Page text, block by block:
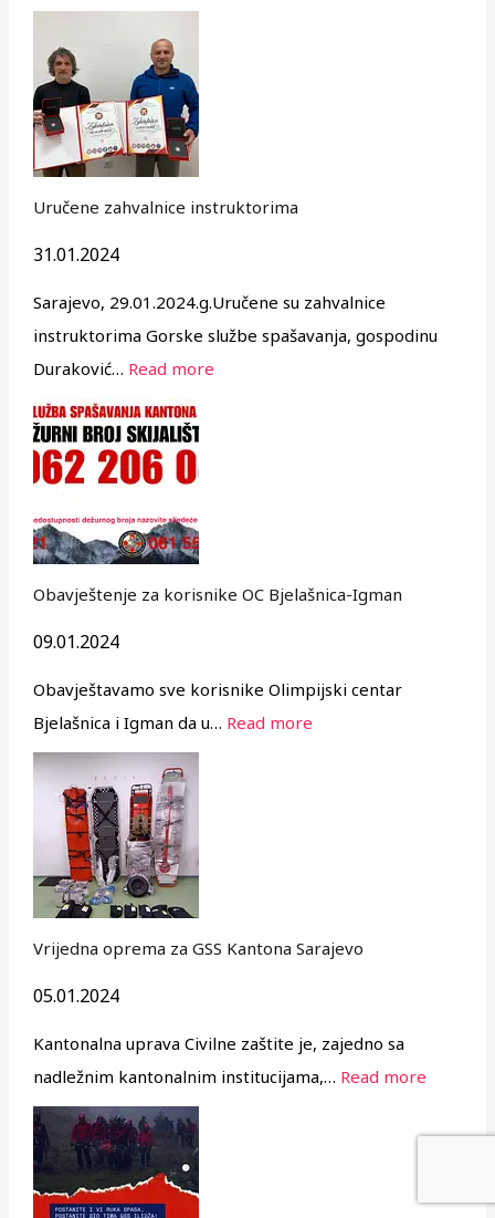
Uručene zahvalnice instruktorima
31.01.2024
Sarajevo, 29.01.2024.g.Uručene su zahvalnice
instruktorima Gorske službe spašavanja, gospodinu
Duraković… Read more
Obavještenje za korisnike OC Bjelašnica-Igman
09.01.2024
Obavještavamo sve korisnike Olimpijski centar
Bjelašnica i Igman da u… Read more
Vrijedna oprema za GSS Kantona Sarajevo
05.01.2024
Kantonalna uprava Civilne zaštite je, zajedno sa
nadležnim kantonalnim institucijama,… Read more